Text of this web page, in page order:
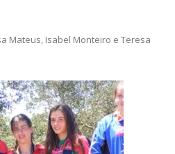
Mateus, Isabel Monteiro e Teresa